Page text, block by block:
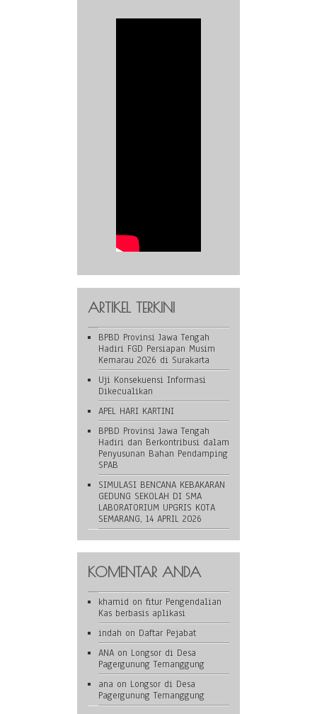
ARTIKEL TERKINI
BPBD Provinsi Jawa Tengah
Hadiri FGD Persiapan Musim
Kemarau 2026 di Surakarta
Uji Konsekuensi Informasi
Dikecualikan
APEL HARI KARTINI
BPBD Provinsi Jawa Tengah
Hadiri dan Berkontribusi dalam
Penyusunan Bahan Pendamping
SPAB
SIMULASI BENCANA KEBAKARAN
GEDUNG SEKOLAH DI SMA
LABORATORIUM UPGRIS KOTA
SEMARANG, 14 APRIL 2026
KOMENTAR ANDA
khamid on fitur Pengendalian
Kas berbasis aplikasi
indah on Daftar Pejabat
ANA on Longsor di Desa
Pagergunung Temanggung
ana on Longsor di Desa
Pagergunung Temanggung